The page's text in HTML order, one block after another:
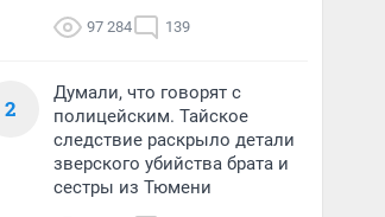
97 284 139
2
Думали, что говорят с
полицейским. Тайское
следствие раскрыло детали
зверского убийства брата и
сестры из Тюмени